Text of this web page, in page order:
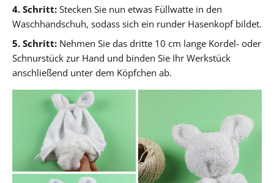
4. Schritt: Stecken Sie nun etwas Füllwatte in den
Waschhandschuh, sodass sich ein runder Hasenkopf bildet.
5. Schritt: Nehmen Sie das dritte 10 cm lange Kordel- oder
Schnurstück zur Hand und binden Sie Ihr Werkstück
anschließend unter dem Köpfchen ab.